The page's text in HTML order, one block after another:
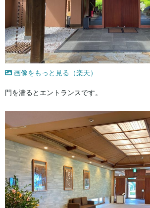
画像をもっと見る（楽天）
門を潜るとエントランスです。